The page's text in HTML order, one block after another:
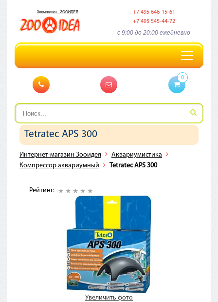
+7 495 646-15-61
+7 495 545-44-72
c 9:00 до 20:00 ежедневно
Toggle
navigation
0
Tetratec APS 300
Интернет-магазин Зооидея
Аквариумистика
Компрессор аквариумный
Tetratec APS 300
Рейтинг:
Увеличить фото